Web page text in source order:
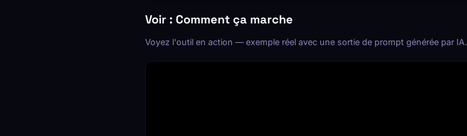
Voir : Comment ça marche
Voyez l'outil en action — exemple réel avec une sortie de prompt générée par IA.